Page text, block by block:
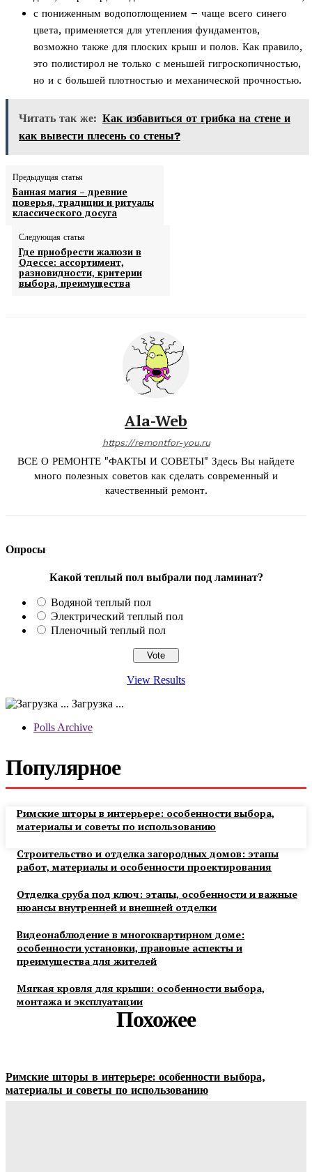
с пониженным водопоглощением – чаще всего синего
цвета, применяется для утепления фундаментов,
возможно также для плоских крыш и полов. Как правило,
это полистирол не только с меньшей гигроскопичностью,
но и с большей плотностью и механической прочностью.
Читать так же: Как избавиться от грибка на стене и
как вывести плесень со стены?
Предыдущая статья
Банная магия – древние
поверья, традиции и ритуалы
классического досуга
Следующая статья
Где приобрести жалюзи в
Одессе: ассортимент,
разновидности, критерии
выбора, преимущества
Ala-Web
https://remontfor-you.ru
ВСЕ О РЕМОНТЕ "ФАКТЫ И СОВЕТЫ" Здесь Вы найдете
много полезных советов как сделать современный и
качественный ремонт.
Опросы
Какой теплый пол выбрали под ламинат?
Водяной теплый пол
Электрический теплый пол
Пленочный теплый пол
View Results
Загрузка ...
Polls Archive
Популярное
Римские шторы в интерьере: особенности выбора,
материалы и советы по использованию
Строительство и отделка загородных домов: этапы
работ, материалы и особенности проектирования
Отделка сруба под ключ: этапы, особенности и важные
нюансы внутренней и внешней отделки
Видеонаблюдение в многоквартирном доме:
особенности установки, правовые аспекты и
преимущества для жителей
Мягкая кровля для крыши: особенности выбора,
монтажа и эксплуатации
Похожее
Римские шторы в интерьере: особенности выбора,
материалы и советы по использованию